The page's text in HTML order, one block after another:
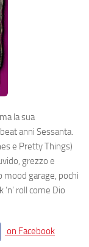
la sua
anni Sessanta.
e Pretty Things)
grezzo e
mood garage, pochi
roll come Dio
on Facebook